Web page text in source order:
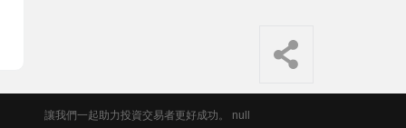
讓我們一起助力投資交易者更好成功。 null